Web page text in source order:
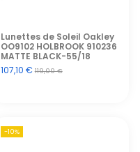
Lunettes de Soleil Oakley
OO9102 HOLBROOK 910236
MATTE BLACK-55/18
107,10 €119,00 €
-10%